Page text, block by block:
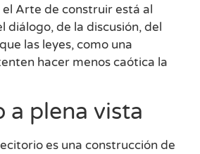
Arte de construir está al
diálogo, de la discusión, del
las leyes, como una
hacer menos caótica la
a plena vista
es una construcción de